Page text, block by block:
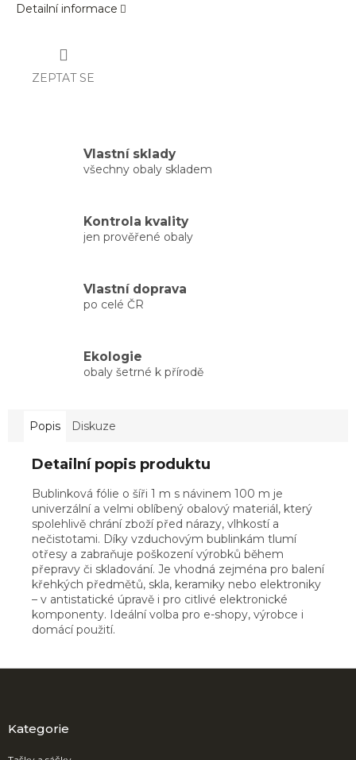
Detailní informace
ZEPTAT SE
Vlastní sklady
všechny obaly skladem
Kontrola kvality
jen prověřené obaly
Vlastní doprava
po celé ČR
Ekologie
obaly šetrné k přírodě
Popis Diskuze
Detailní popis produktu
Bublinková fólie o šíři 1 m s návinem 100 m je
univerzální a velmi oblíbený obalový materiál, který
spolehlivě chrání zboží před nárazy, vlhkostí a
nečistotami. Díky vzduchovým bublinkám tlumí
otřesy a zabraňuje poškození výrobků během
přepravy či skladování. Je vhodná zejména pro balení
křehkých předmětů, skla, keramiky nebo elektroniky
– v antistatické úpravě i pro citlivé elektronické
komponenty. Ideální volba pro e-shopy, výrobce i
domácí použití.
aKategorie